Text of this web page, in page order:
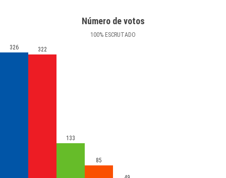
Número de votos
100% ESCRUTADO
326 322
133
85